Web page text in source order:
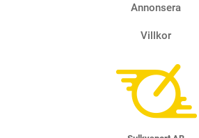
Annonsera
Villkor